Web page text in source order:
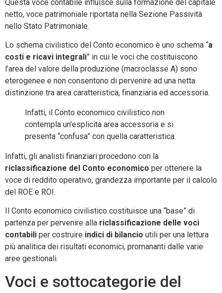
Questa voce contabile influisce sulla formazione del capitale
netto, voce patrimoniale riportata nella Sezione Passività
nello Stato Patrimoniale.
Lo schema civilistico del Conto economico è uno schema “a
costi e ricavi integrali” in cui le voci che costituiscono
l’area del valore della produzione (macroclasse A) sono
eterogenee e non consentono di pervenire ad una netta
distinzione tra area caratteristica, finanziaria ed accessoria.
Infatti, il Conto economico civilistico non
contempla un’esplicita area accessoria e si
presenta “confusa” con quella caratteristica.
Infatti, gli analisti finanziari procedono con la
riclassificazione del Conto economico per ottenere la
voce di reddito operativo, grandezza importante per il calcolo
del ROE e ROI.
Il Conto economico civilistico costituisce una “base” di
partenza per pervenire alla riclassificazione delle voci
contabili per costruire indici di bilancio utili per una lettura
più analitica dei risultati economici, promananti dalle varie
aree gestionali.
Voci e sottocategorie del